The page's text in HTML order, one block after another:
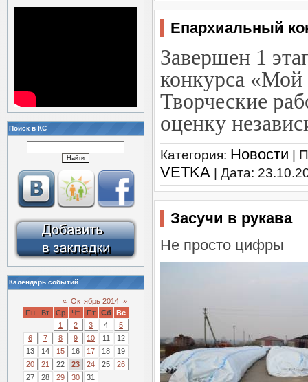
Поиск в КС
Календарь событий
« Октябрь 2014 »
Пн
Вт Ср Чт Пт Сб
Вс
1
2 3 4
5
6
7 8 9 10 11
12
13
14 15 16 17 18
19
20
21 22 23 24 25
26
27
28 29 30 31
Епархиальный
Завершен 1
конкурса
Творческие
оценку
Категория: Новости |
VETKA | Дата:
Засучи в рукава
Не просто цифры